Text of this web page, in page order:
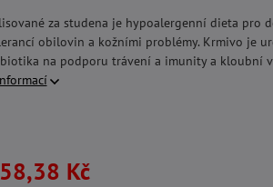
za studena je hypoalergenní dieta pro
obilovin a kožními problémy. Krmivo je
na podporu trávení a imunity a kloubní
Kč